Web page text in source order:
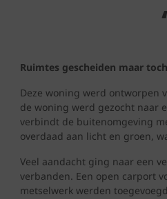
Ruimtes gescheiden maar
Deze woning werd ontworpen
de woning werd gezocht naar
verbindt de buitenomgeving
overdaad aan licht en groen,
Veel aandacht ging naar een
verbanden. Een open carport
metselwerk werden